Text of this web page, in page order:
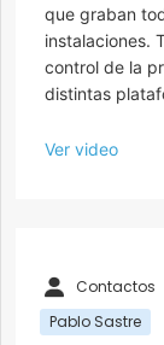
que graban
instalaciones.
control de la
distintas
Ver video
Contactos
Pablo Sastre